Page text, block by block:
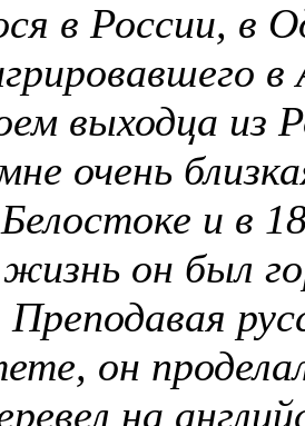
в России, в
выходца из
очень
и в
он был
он
на